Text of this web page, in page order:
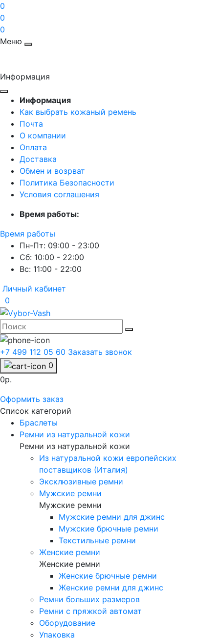
0
0
0
Меню
Информация
Информация
Как выбрать кожаный ремень
Почта
О компании
Оплата
Доставка
Обмен и возрват
Политика Безопасности
Условия соглашения
Время работы:
Время работы
Пн-Пт: 09:00 - 23:00
Сб: 10:00 - 22:00
Вс: 11:00 - 22:00
Личный кабинет
0
+7 499 112 05 60 Заказать звонок
0
0р.
Оформить заказ
Список категорий
Браслеты
Ремни из натуральной кожи
Ремни из натуральной кожи
Из натуральной кожи европейских
поставщиков (Италия)
Эксклюзивные ремни
Мужские ремни
Мужские ремни
Мужские ремни для джинс
Мужские брючные ремни
Текстильные ремни
Женские ремни
Женские ремни
Женские брючные ремни
Женские ремни для джинс
Ремни больших размеров
Ремни с пряжкой автомат
Оборудование
Упаковка